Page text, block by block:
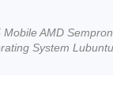
Mobile AMD
System